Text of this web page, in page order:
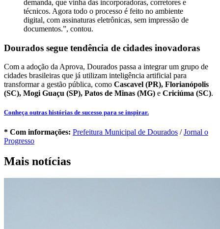
demanda, que vinha das incorporadoras, corretores e
técnicos. Agora todo o processo é feito no ambiente
digital, com assinaturas eletrônicas, sem impressão de
documentos.”, contou.
Dourados segue tendência de cidades inovadoras
Com a adoção da Aprova, Dourados passa a integrar um grupo de
cidades brasileiras que já utilizam inteligência artificial para
transformar a gestão pública, como Cascavel (PR), Florianópolis
(SC), Mogi Guaçu (SP), Patos de Minas (MG) e Criciúma (SC).
Conheça outras histórias de sucesso para se inspirar.
* Com informações: Prefeitura Municipal de Dourados /Jornal o
Progresso
Mais notícias